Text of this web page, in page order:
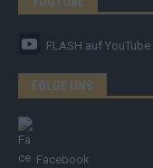
FLASH auf YouTube
FOLGE UNS
Facebook